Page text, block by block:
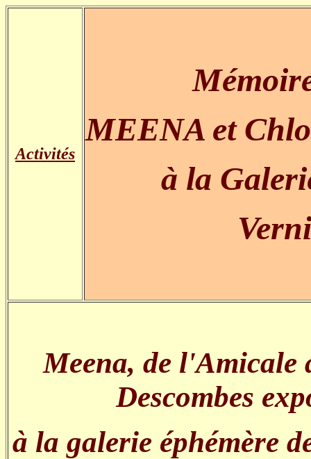
Activités
MEENA et
à la
Meena, de l'Amicale
Descombes
à la galerie éphémère